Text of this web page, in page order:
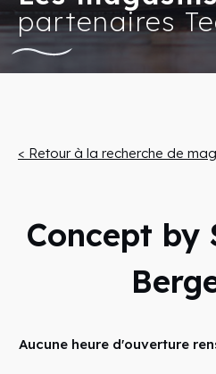
partenaires
< Retour à la recherche de
Concept by
Aucune heure d'ouverture